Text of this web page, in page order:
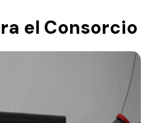
el Consorcio